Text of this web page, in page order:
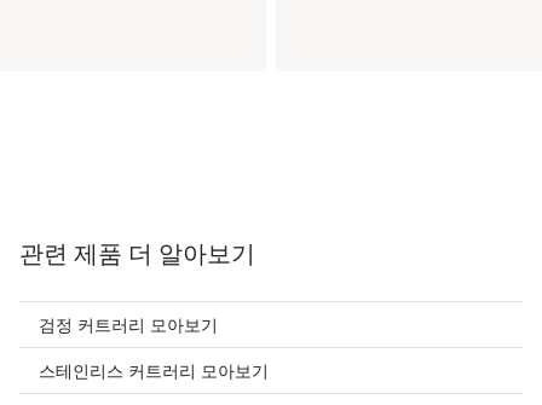
관련 제품 더 알아보기
검정 커트러리 모아보기
스테인리스 커트러리 모아보기